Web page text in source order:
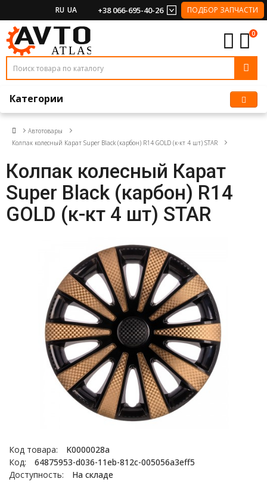
RU UA +38 066-695-40-26 ПОДБОР ЗАПЧАСТИ
0
Категории
Автотовары
Колпак колесный Карат Super Black (карбон) R14 GOLD (к-кт 4 шт) STAR
Колпак колесный Карат
Super Black (карбон) R14
GOLD (к-кт 4 шт) STAR
Код товара:
K0000028a
Код:
64875953-d036-11eb-812c-005056a3eff5
Доступность:
На складе